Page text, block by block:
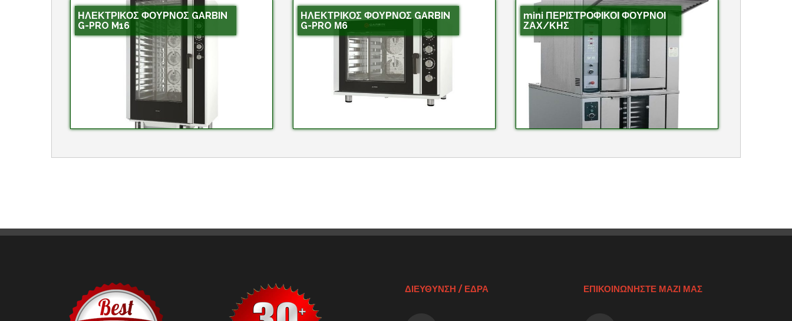
ΗΛΕΚΤΡΙΚΟΣ ΦΟΥΡΝΟΣ GARBIN
G-PRO M16
ΗΛΕΚΤΡΙΚΟΣ ΦΟΥΡΝΟΣ GARBIN
G-PRO Μ6
mini ΠΕΡΙΣΤΡΟΦΙΚΟΙ ΦΟΥΡΝΟΙ
ΖΑΧ/ΚΗΣ
ΔΙΕΥΘΥΝΣΗ / ΕΔΡΑ ΕΠΙΚΟΙΝΩΝΗΣΤΕ ΜΑΖΙ ΜΑΣ